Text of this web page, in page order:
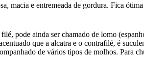
macia e entremeada de gordura. Fica
pode ainda ser chamado de lomo
que a alcatra e o contrafilé, é
de vários tipos de molhos. Para